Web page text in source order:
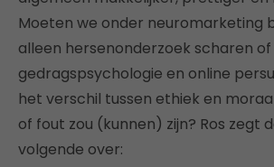
Moeten we onder neuromarketing
alleen hersenonderzoek scharen of
gedragspsychologie en online
het verschil tussen ethiek en
of fout zou (kunnen) zijn? Ros zegt
volgende over: